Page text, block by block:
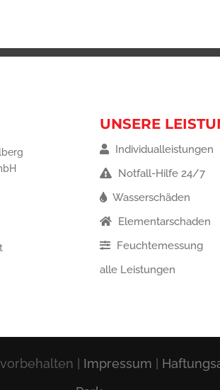
UNSERE
Individualleistungen
Notfall-Hilfe 24/7
Wasserschäden
Elementarschaden
Feuchtemessung
alle Leistungen
| Impressum